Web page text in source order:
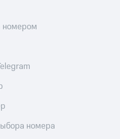
номером
номера